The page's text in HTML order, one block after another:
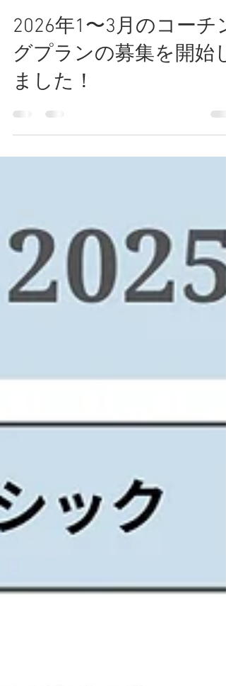
2025年11月12日
2026年1〜3月のコーチン
グプランの募集を開始し
ました！